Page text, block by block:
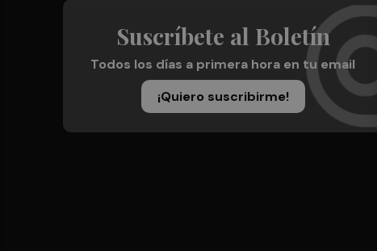
Suscríbete al Boletín
Todos los días a primera hora en tu email
¡Quiero suscribirme!